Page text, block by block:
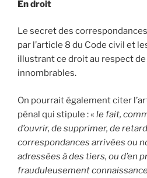
En droit
Le secret des
par l’article 8 du Code civil et
illustrant ce droit au respect
innombrables.
On pourrait également citer
pénal qui stipule : « le fait,
d’ouvrir, de supprimer, de
correspondances arrivées ou
adressées à des tiers, ou d’en
frauduleusement